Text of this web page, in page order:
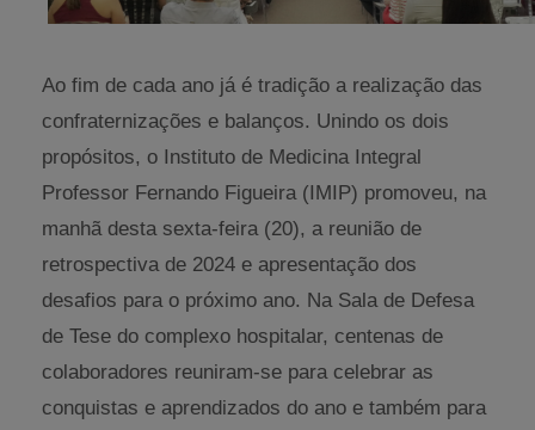
Ao fim de cada ano já é tradição a realização das
confraternizações e balanços. Unindo os dois
propósitos, o Instituto de Medicina Integral
Professor Fernando Figueira (IMIP) promoveu, na
manhã desta sexta-feira (20), a reunião de
retrospectiva de 2024 e apresentação dos
desafios para o próximo ano. Na Sala de Defesa
de Tese do complexo hospitalar, centenas de
colaboradores reuniram-se para celebrar as
conquistas e aprendizados do ano e também para